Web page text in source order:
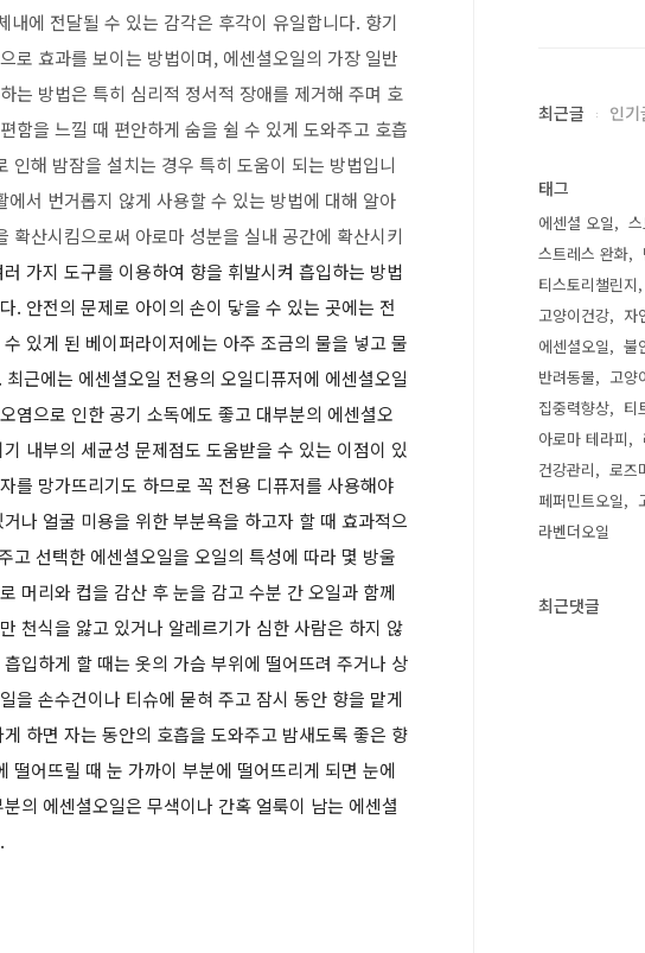
에 전달될 수 있는 감각은 후각이 유일합니다. 향기
로 효과를 보이는 방법이며, 에센셜오일의 가장 일반
는 방법은 특히 심리적 정서적 장애를 제거해 주며 호
함을 느낄 때 편안하게 숨을 쉴 수 있게 도와주고 호흡
해 밤잠을 설치는 경우 특히 도움이 되는 방법입니
서 번거롭지 않게 사용할 수 있는 방법에 대해 알아
산시킴으로써 아로마 성분을 실내 공간에 확산시키
가지 도구를 이용하여 향을 휘발시켜 흡입하는 방법
. 안전의 문제로 아이의 손이 닿을 수 있는 곳에는 전
있게 된 베이퍼라이저에는 아주 조금의 물을 넣고 물
. 최근에는 에센셜오일 전용의 오일디퓨저에 에센셜오일
염으로 인한 공기 소독에도 좋고 대부분의 에센셜오
내부의 세균성 문제점도 도움받을 수 있는 이점이 있
를 망가뜨리기도 하므로 꼭 전용 디퓨저를 사용해야
나 얼굴 미용을 위한 부분욕을 하고자 할 때 효과적으
고 선택한 에센셜오일을 오일의 특성에 따라 몇 방울
머리와 컵을 감산 후 눈을 감고 수분 간 오일과 함께
천식을 앓고 있거나 알레르기가 심한 사람은 하지 않
입하게 할 때는 옷의 가슴 부위에 떨어뜨려 주거나 상
을 손수건이나 티슈에 묻혀 주고 잠시 동안 향을 맡게
하면 자는 동안의 호흡을 도와주고 밤새도록 좋은 향
떨어뜨릴 때 눈 가까이 부분에 떨어뜨리게 되면 눈에
분의 에센셜오일은 무색이나 간혹 얼룩이 남는 에센셜
최근글 인기
태그
에센셜 오일
스트레스 완화
티스토리챌린지
고양이건강
자
에센셜오일
불
반려동물
고양
집중력향상
티
아로마 테라피
건강관리
로즈
페퍼민트오일
라벤더오일
최근댓글